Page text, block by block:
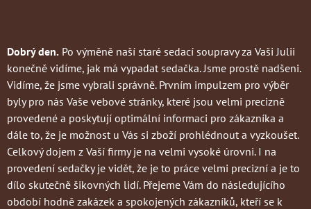
Dobrý den. Po výměně naší staré sedací soupravy za Vaši Julii
konečně vidíme, jak má vypadat sedačka. Jsme prostě nadšeni.
Vidíme, že jsme vybrali správně. Prvním impulzem pro výběr
byly pro nás Vaše vebové stránky, které jsou velmi precizně
provedené a poskytují optimální informaci pro zákazníka a
dále to, že je možnost u Vás si zboží prohlédnout a vyzkoušet.
Celkový dojem z Vaší firmy je na velmi vysoké úrovni. I na
provedení sedačky je vidět, že je to práce velmi precizní a je to
dílo skutečně šikovných lidí. Přejeme Vám do následujícího
období hodně zakázek a spokojených zákazníků, kteří se k